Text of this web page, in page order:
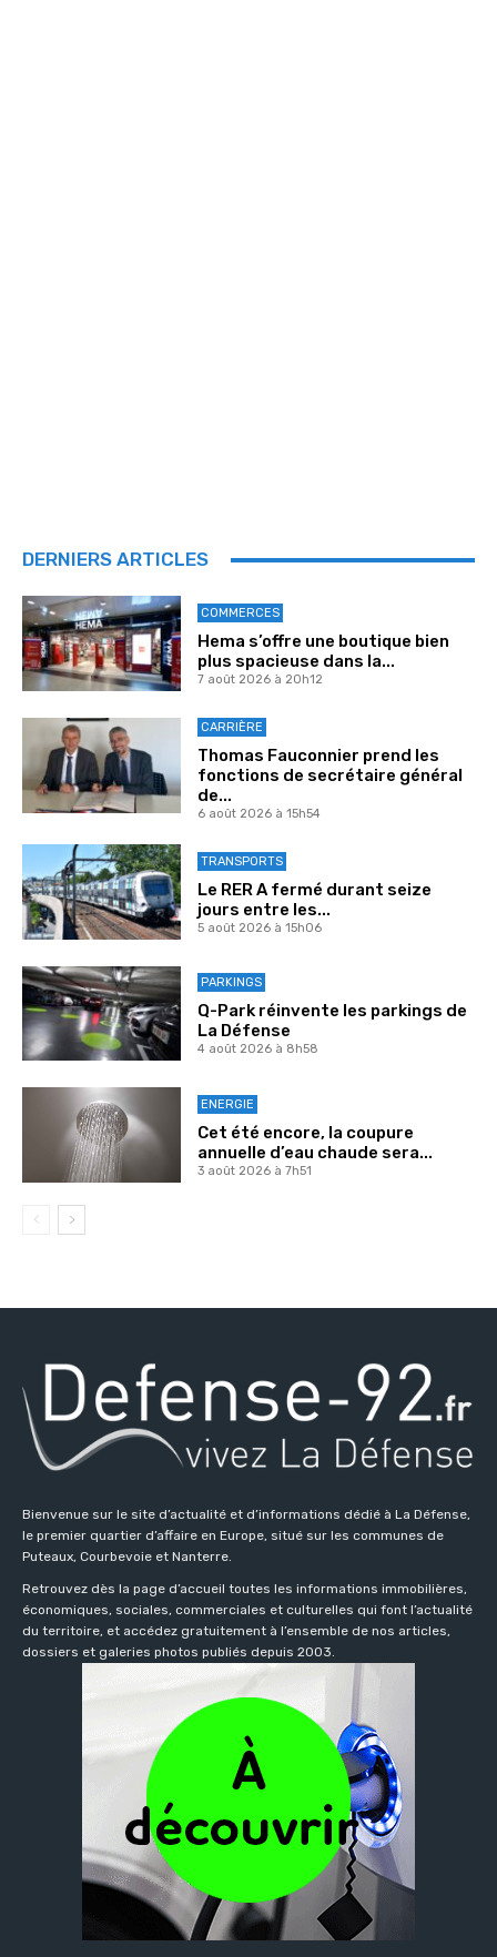
DERNIERS ARTICLES
COMMERCES
Hema s’offre une boutique bien
plus spacieuse dans la...
7 août 2026 à 20h12
CARRIÈRE
Thomas Fauconnier prend les
fonctions de secrétaire général
de...
6 août 2026 à 15h54
TRANSPORTS
Le RER A fermé durant seize
jours entre les...
5 août 2026 à 15h06
PARKINGS
Q-Park réinvente les parkings de
La Défense
4 août 2026 à 8h58
ENERGIE
Cet été encore, la coupure
annuelle d’eau chaude sera...
3 août 2026 à 7h51
Bienvenue sur le site d’actualité et d’informations dédié à La Défense,
le premier quartier d’affaire en Europe, situé sur les communes de
Puteaux, Courbevoie et Nanterre.
Retrouvez dès la page d’accueil toutes les informations immobilières,
économiques, sociales, commerciales et culturelles qui font l’actualité
du territoire, et accédez gratuitement à l’ensemble de nos articles,
dossiers et galeries photos publiés depuis 2003.